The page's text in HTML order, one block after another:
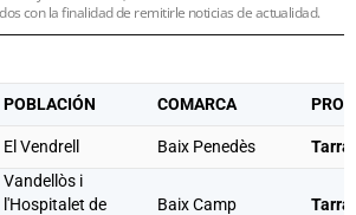
con la finalidad de remitirle noticias de actualidad.
POBLACIÓN COMARCA
El Vendrell Baix Penedès
Vandellòs i
l'Hospitalet de
Baix Camp